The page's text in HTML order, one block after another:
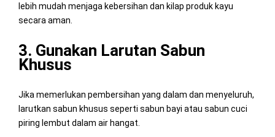
lebih mudah menjaga kebersihan dan kilap produk kayu
secara aman.
3. Gunakan Larutan Sabun
Khusus
Jika memerlukan pembersihan yang dalam dan menyeluruh,
larutkan sabun khusus seperti sabun bayi atau sabun cuci
piring lembut dalam air hangat.